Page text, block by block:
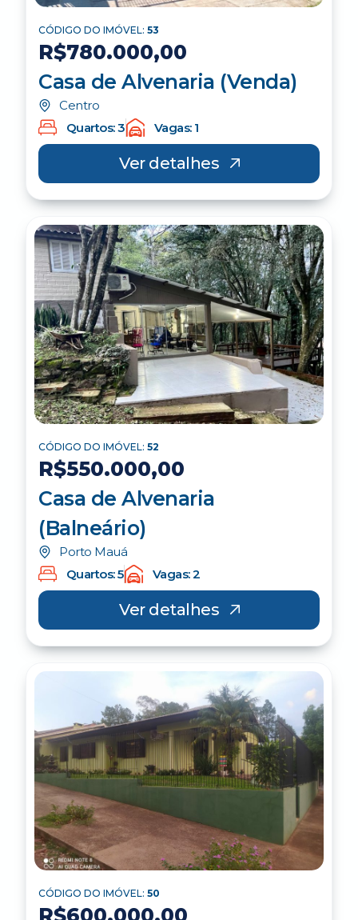
CÓDIGO DO IMÓVEL: 53
R$780.000,00
Casa de Alvenaria (Venda)
Centro
Quartos: 3
Vagas: 1
Ver detalhes
CÓDIGO DO IMÓVEL: 52
R$550.000,00
Casa de Alvenaria
(Balneário)
Porto Mauá
Quartos: 5
Vagas: 2
Ver detalhes
CÓDIGO DO IMÓVEL: 50